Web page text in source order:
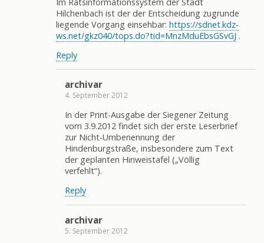
Hilchenbach ist der der Entscheidung zugrunde
liegende Vorgang einsehbar: https://sdnet.kdz-
ws.net/gkz040/tops.do?tid=MnzMduEbsGSvGJ .
Reply
archivar
4. September 2012
In der Print-Ausgabe der Siegener Zeitung
vom 3.9.2012 findet sich der erste Leserbrief
zur Nicht-Umbenennung der
Hindenburgstraße, insbesondere zum Text
der geplanten Hinweistafel („Völlig
verfehlt“).
Reply
archivar
5. September 2012